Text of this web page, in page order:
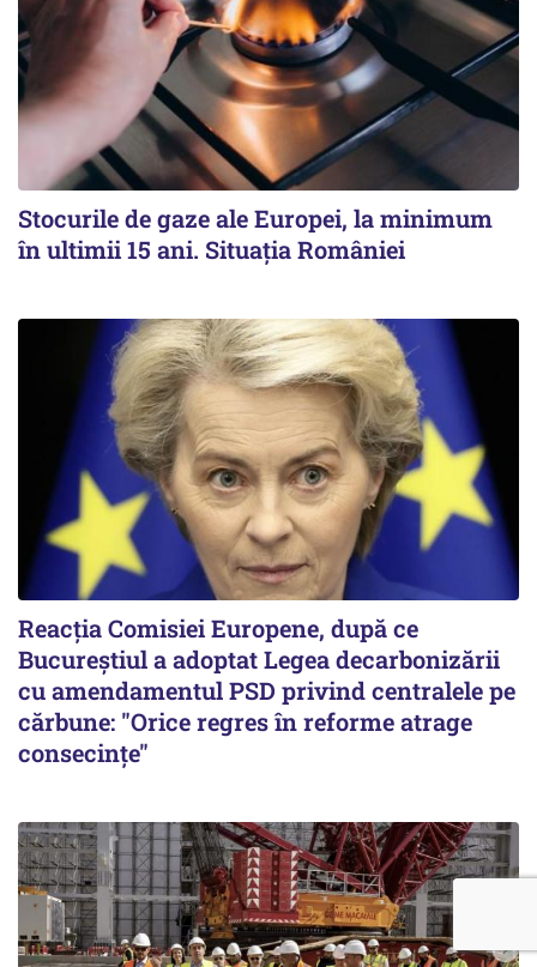
Stocurile de gaze ale Europei, la minimum
în ultimii 15 ani. Situația României
Reacția Comisiei Europene, după ce
Bucureștiul a adoptat Legea decarbonizării
cu amendamentul PSD privind centralele pe
cărbune: "Orice regres în reforme atrage
consecințe"